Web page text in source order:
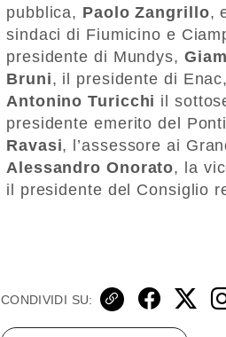
pubblica, Paolo Zangrillo,
sindaci di Fiumicino e
presidente di Mundys,
Bruni, il presidente di Enac,
Antonino Turicchi il
presidente emerito del
Ravasi, l’assessore ai
Alessandro Onorato, la
il presidente del Consiglio
CONDIVIDI SU: